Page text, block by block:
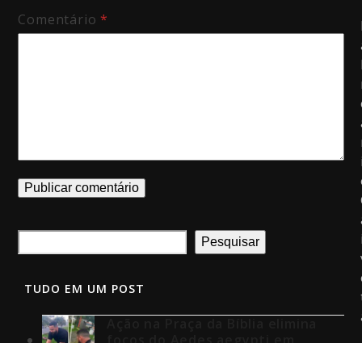
Comentário*
Pesquisar
TUDO EM UM POST